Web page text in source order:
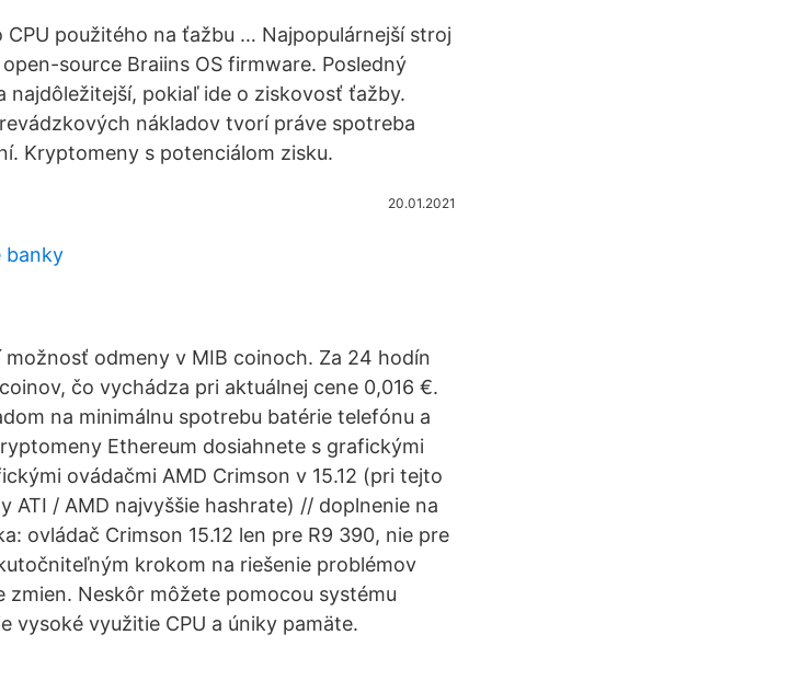
použitého na ťažbu … Najpopulárnejší stroj
source Braiins OS firmware. Posledný
pokiaľ ide o ziskovosť ťažby.
nákladov tvorí práve spotreba
Kryptomeny s potenciálom zisku.
20.01.2021
banky
odmeny v MIB coinoch. Za 24 hodín
čo vychádza pri aktuálnej cene 0,016 €.
na minimálnu spotrebu batérie telefónu a
Ethereum dosiahnete s grafickými
ovádačmi AMD Crimson v 15.12 (pri tejto
ATI / AMD najvyššie hashrate) // doplnenie na
ovládač Crimson 15.12 len pre R9 390, nie pre
krokom na riešenie problémov
Neskôr môžete pomocou systému
vysoké využitie CPU a úniky pamäte.